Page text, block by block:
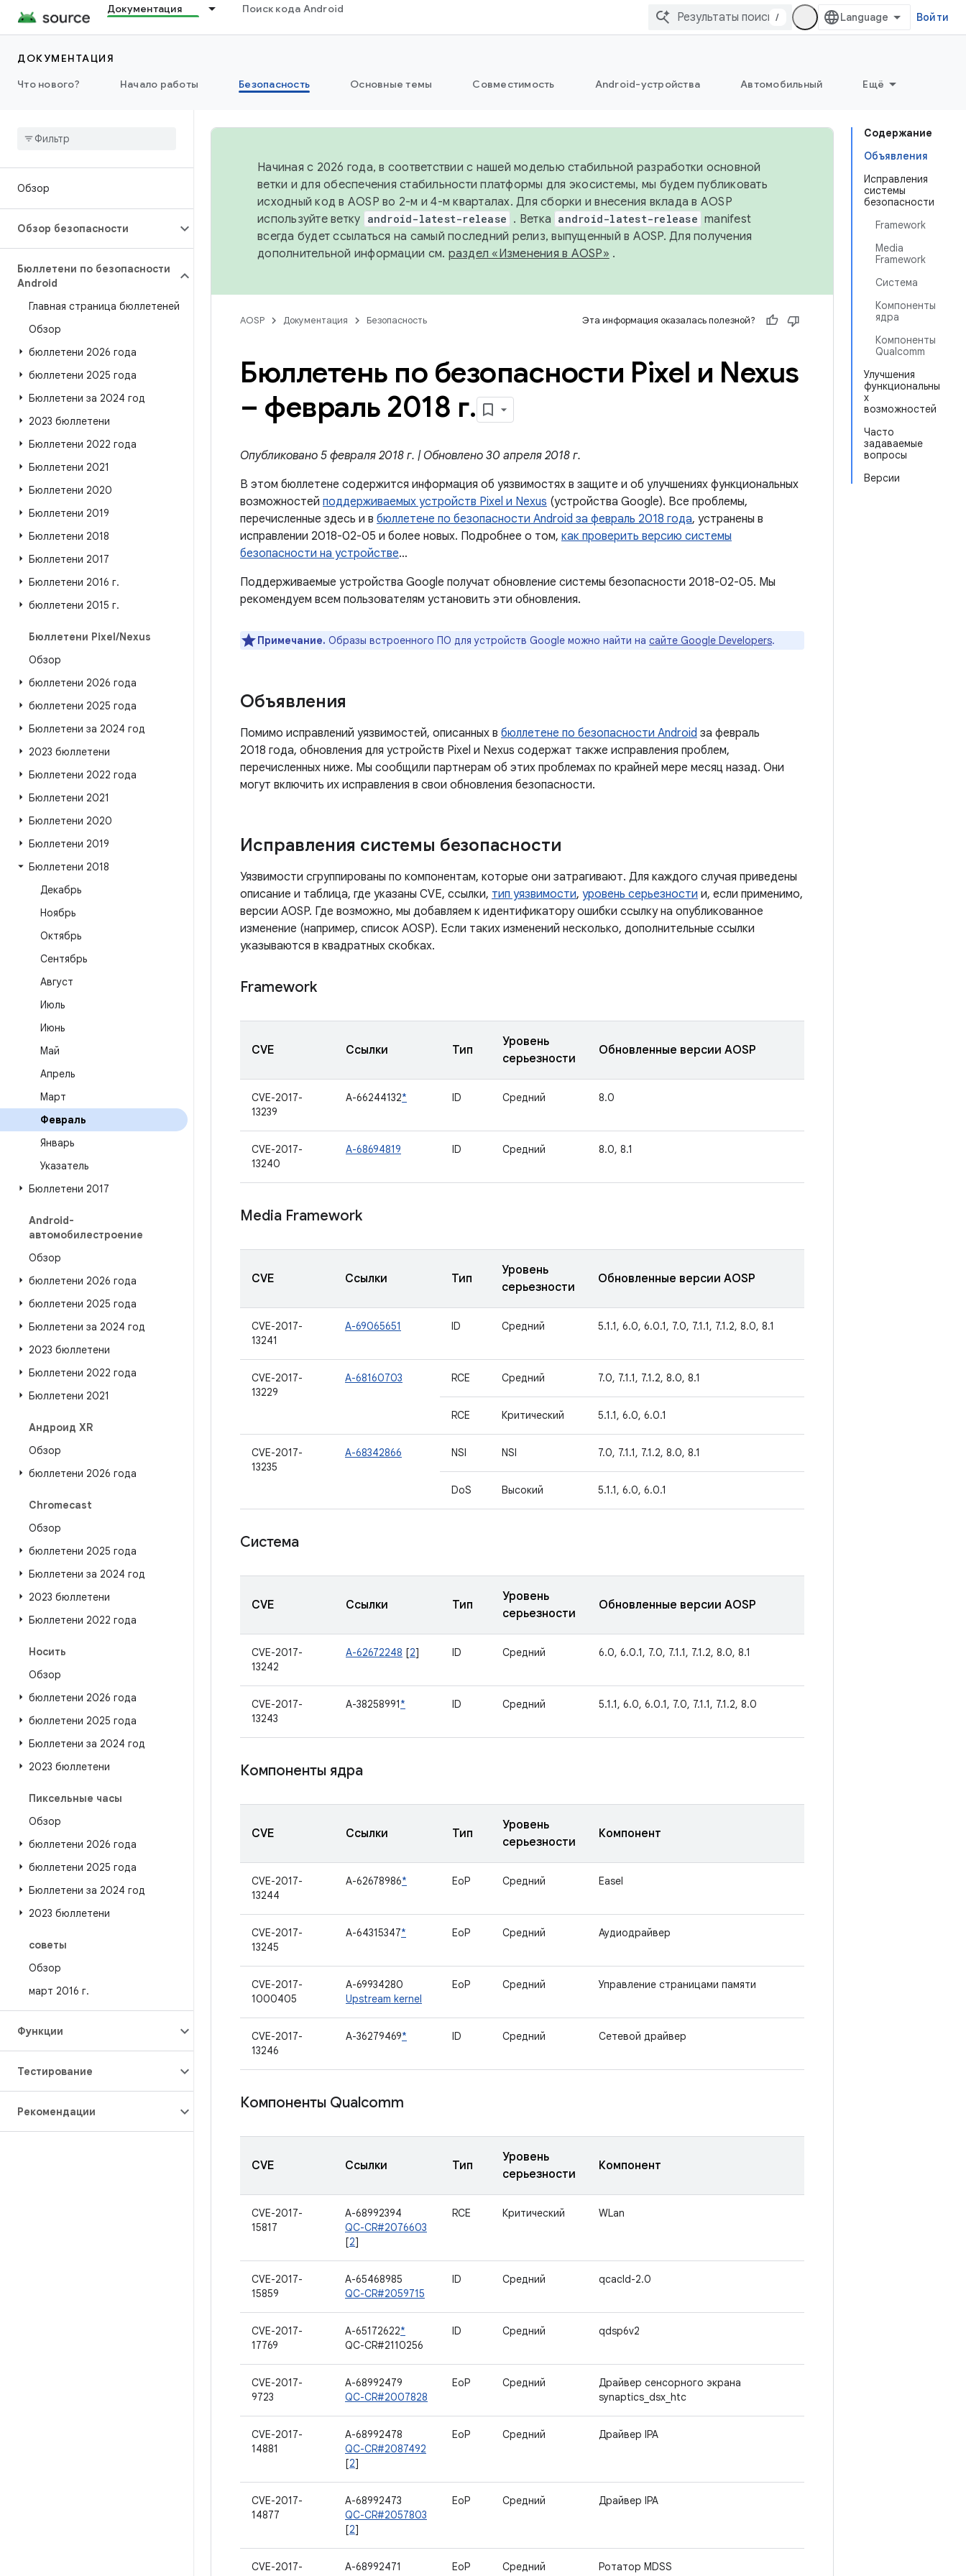
Документация Поиск кода Android
/ Войти
ДОКУМЕНТАЦИЯ
Что нового?
Начало работы Безопасность Основные темы Совместимость Android-устройства Автомобильный Ещё
Обзор
Обзор безопасности
Бюллетени по безопасности
Android
Главная страница бюллетеней
Обзор
бюллетени 2026 года
бюллетени 2025 года
Бюллетени за 2024 год
2023 бюллетени
Бюллетени 2022 года
Бюллетени 2021
Бюллетени 2020
Бюллетени 2019
Бюллетени 2018
Бюллетени 2017
Бюллетени 2016 г.
бюллетени 2015 г.
Бюллетени Pixel/Nexus
Обзор
бюллетени 2026 года
бюллетени 2025 года
Бюллетени за 2024 год
2023 бюллетени
Бюллетени 2022 года
Бюллетени 2021
Бюллетени 2020
Бюллетени 2019
Бюллетени 2018
Декабрь
Ноябрь
Октябрь
Сентябрь
Август
Июль
Июнь
Май
Апрель
Март
Февраль
Январь
Указатель
Бюллетени 2017
Android-
автомобилестроение
Обзор
бюллетени 2026 года
бюллетени 2025 года
Бюллетени за 2024 год
2023 бюллетени
Бюллетени 2022 года
Бюллетени 2021
Андроид XR
Обзор
бюллетени 2026 года
Chromecast
Обзор
бюллетени 2025 года
Бюллетени за 2024 год
2023 бюллетени
Бюллетени 2022 года
Носить
Обзор
бюллетени 2026 года
бюллетени 2025 года
Бюллетени за 2024 год
2023 бюллетени
Пиксельные часы
Обзор
бюллетени 2026 года
бюллетени 2025 года
Бюллетени за 2024 год
2023 бюллетени
советы
Обзор
март 2016 г.
Функции
Тестирование
Рекомендации
Содержание
Объявления
Исправления
системы
безопасности
Framework
Media
Framework
Система
Компоненты
ядра
Компоненты
Qualcomm
Улучшения
функциональны
х
возможностей
Часто
задаваемые
вопросы
Версии
Начиная с 2026 года, в соответствии с нашей моделью стабильной разработки основной
ветки и для обеспечения стабильности платформы для экосистемы, мы будем публиковать
исходный код в AOSP во 2-м и 4-м кварталах. Для сборки и внесения вклада в AOSP
используйте ветку android-latest-release . Ветка android-latest-release manifest
всегда будет ссылаться на самый последний релиз, выпущенный в AOSP. Для получения
дополнительной информации см. раздел «Изменения в AOSP» .
AOSP Документация Безопасность Эта информация оказалась полезной?
Бюллетень по безопасности Pixel и Nexus
– февраль 2018 г.
Опубликовано 5 февраля 2018 г. | Обновлено 30 апреля 2018 г.
В этом бюллетене содержится информация об уязвимостях в защите и об улучшениях функциональных
возможностей поддерживаемых устройств Pixel и Nexus (устройства Google). Все проблемы,
перечисленные здесь и в бюллетене по безопасности Android за февраль 2018 года, устранены в
исправлении 2018-02-05 и более новых. Подробнее о том, как проверить версию системы
безопасности на устройстве…
Поддерживаемые устройства Google получат обновление системы безопасности 2018-02-05. Мы
рекомендуем всем пользователям установить эти обновления.
Примечание. Образы встроенного ПО для устройств Google можно найти на сайте Google Developers.
Объявления
Помимо исправлений уязвимостей, описанных в бюллетене по безопасности Android за февраль
2018 года, обновления для устройств Pixel и Nexus содержат также исправления проблем,
перечисленных ниже. Мы сообщили партнерам об этих проблемах по крайней мере месяц назад. Они
могут включить их исправления в свои обновления безопасности.
Исправления системы безопасности
Уязвимости сгруппированы по компонентам, которые они затрагивают. Для каждого случая приведены
описание и таблица, где указаны CVE, ссылки, тип уязвимости, уровень серьезности и, если применимо,
версии AOSP. Где возможно, мы добавляем к идентификатору ошибки ссылку на опубликованное
изменение (например, список AOSP). Если таких изменений несколько, дополнительные ссылки
указываются в квадратных скобках.
Framework
CVE Ссылки Тип
Уровень
серьезности
Обновленные версии AOSP
CVE-2017-
13239
A-66244132* ID Средний 8.0
CVE-2017-
13240
A-68694819 ID Средний 8.0, 8.1
Media Framework
CVE Ссылки Тип
Уровень
серьезности
Обновленные версии AOSP
CVE-2017-
13241
A-69065651 ID Средний 5.1.1, 6.0, 6.0.1, 7.0, 7.1.1, 7.1.2, 8.0, 8.1
CVE-2017-
13229
A-68160703 RCE Средний 7.0, 7.1.1, 7.1.2, 8.0, 8.1
RCE Критический 5.1.1, 6.0, 6.0.1
CVE-2017-
13235
A-68342866 NSI NSI 7.0, 7.1.1, 7.1.2, 8.0, 8.1
DoS Высокий 5.1.1, 6.0, 6.0.1
Система
CVE Ссылки Тип
Уровень
серьезности
Обновленные версии AOSP
CVE-2017-
13242
A-62672248 [2] ID Средний 6.0, 6.0.1, 7.0, 7.1.1, 7.1.2, 8.0, 8.1
CVE-2017-
13243
A-38258991* ID Средний 5.1.1, 6.0, 6.0.1, 7.0, 7.1.1, 7.1.2, 8.0
Компоненты ядра
CVE Ссылки Тип
Уровень
серьезности
Компонент
CVE-2017-
13244
A-62678986* EoP Средний Easel
CVE-2017-
13245
A-64315347* EoP Средний Аудиодрайвер
CVE-2017-
1000405
A-69934280
Upstream kernel
EoP Средний Управление страницами памяти
CVE-2017-
13246
A-36279469* ID Средний Сетевой драйвер
Компоненты Qualcomm
CVE Ссылки Тип
Уровень
серьезности
Компонент
CVE-2017-
15817
A-68992394
QC-CR#2076603
[2]
RCE Критический WLan
CVE-2017-
15859
A-65468985
QC-CR#2059715
ID Средний qcacld-2.0
CVE-2017-
17769
A-65172622*
QC-CR#2110256
ID Средний qdsp6v2
CVE-2017-
9723
A-68992479
QC-CR#2007828
EoP Средний
Драйвер сенсорного экрана
synaptics_dsx_htc
CVE-2017-
14881
A-68992478
QC-CR#2087492
[2]
EoP Средний Драйвер IPA
CVE-2017-
14877
A-68992473
QC-CR#2057803
[2]
EoP Средний Драйвер IPA
CVE-2017-
A-68992471
EoP Средний Ротатор MDSS